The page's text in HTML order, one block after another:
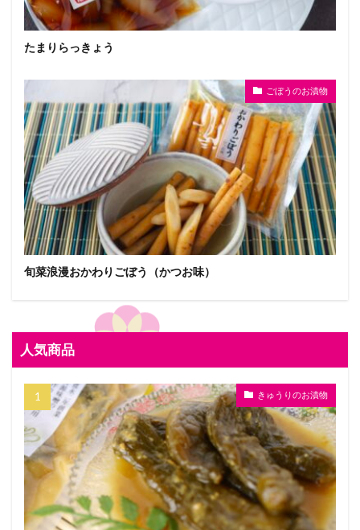
たまりらっきょう
ごぼうのお漬物
旬菜浪漫おかわりごぼう（かつお味）
人気商品
きゅうりのお漬物